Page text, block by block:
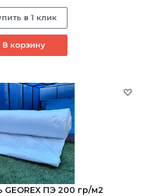
в 1 клик
В корзину
GEOREX ПЭ 200 гр/м2